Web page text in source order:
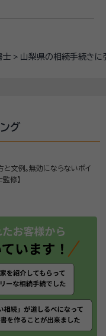
士 山梨県の相続手続き
グ
文例。無効にならないポイ
修】